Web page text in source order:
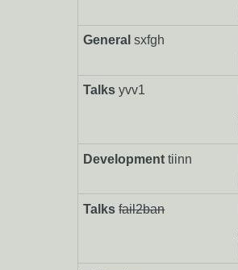
General sxfgh
Talks yvv1
Development tiinn
Talks fail2ban